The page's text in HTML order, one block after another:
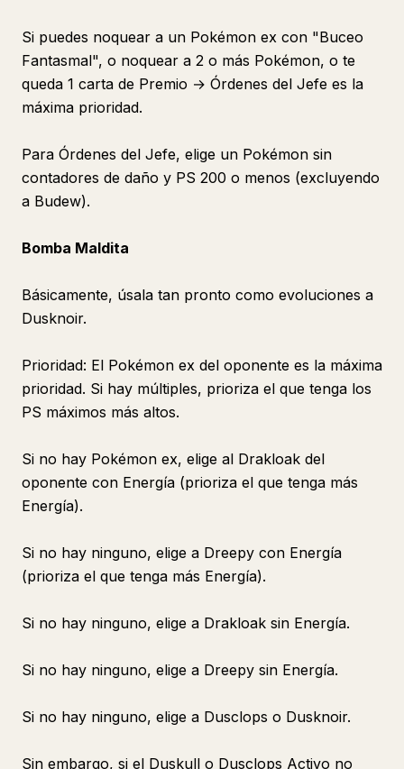
Si puedes noquear a un Pokémon ex con "Buceo
Fantasmal", o noquear a 2 o más Pokémon, o te
queda 1 carta de Premio → Órdenes del Jefe es la
máxima prioridad.
Para Órdenes del Jefe, elige un Pokémon sin
contadores de daño y PS 200 o menos (excluyendo
a Budew).
Bomba Maldita
Básicamente, úsala tan pronto como evoluciones a
Dusknoir.
Prioridad: El Pokémon ex del oponente es la máxima
prioridad. Si hay múltiples, prioriza el que tenga los
PS máximos más altos.
Si no hay Pokémon ex, elige al Drakloak del
oponente con Energía (prioriza el que tenga más
Energía).
Si no hay ninguno, elige a Dreepy con Energía
(prioriza el que tenga más Energía).
Si no hay ninguno, elige a Drakloak sin Energía.
Si no hay ninguno, elige a Dreepy sin Energía.
Si no hay ninguno, elige a Dusclops o Dusknoir.
Sin embargo, si el Duskull o Dusclops Activo no